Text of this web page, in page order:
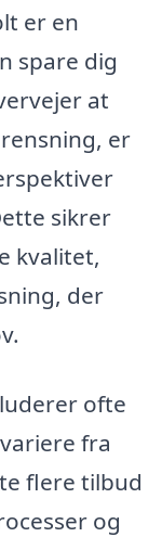
er en
spare dig
at
er
sikrer
kvalitet,
der
ofte
fra
flere tilbud
og